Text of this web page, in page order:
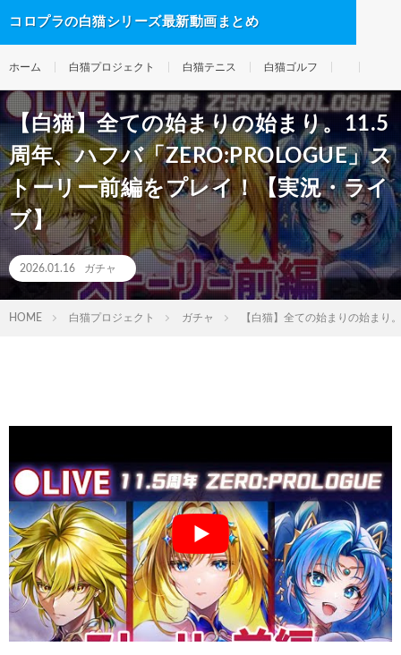
コロプラの白猫シリーズ最新動画まとめ
ホーム 白猫プロジェクト 白猫テニス 白猫ゴルフ
【白猫】全ての始まりの始まり。11.5
周年、ハフバ「ZERO:PROLOGUE」ス
トーリー前編をプレイ！【実況・ライ
ブ】
2026.01.16 ガチャ
HOME 白猫プロジェクト ガチャ 【白猫】全ての始まりの始まり